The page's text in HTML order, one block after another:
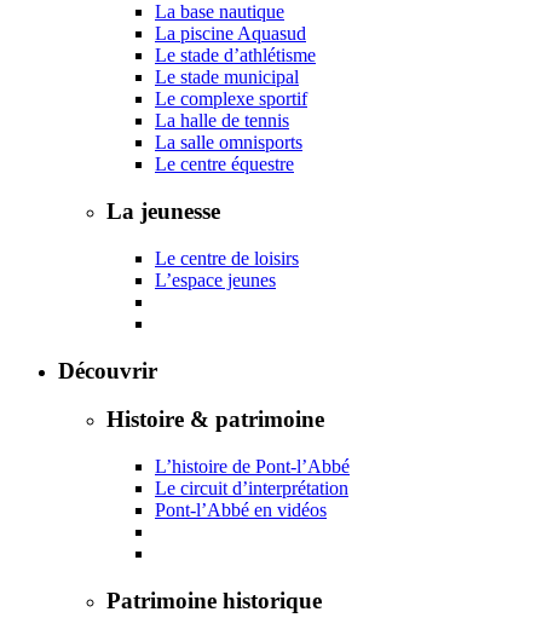
La base nautique
La piscine Aquasud
Le stade d’athlétisme
Le stade municipal
Le complexe sportif
La halle de tennis
La salle omnisports
Le centre équestre
La jeunesse
Le centre de loisirs
L’espace jeunes
Découvrir
Histoire & patrimoine
L’histoire de Pont-l’Abbé
Le circuit d’interprétation
Pont-l’Abbé en vidéos
Patrimoine historique